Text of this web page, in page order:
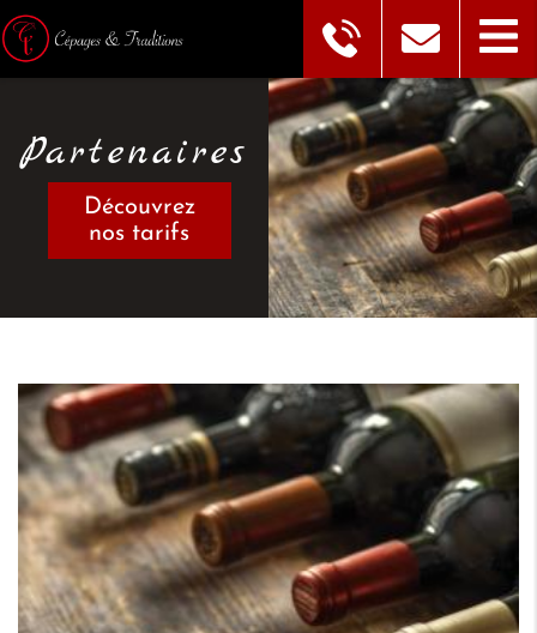
Partenaires
Découvrez
nos tarifs